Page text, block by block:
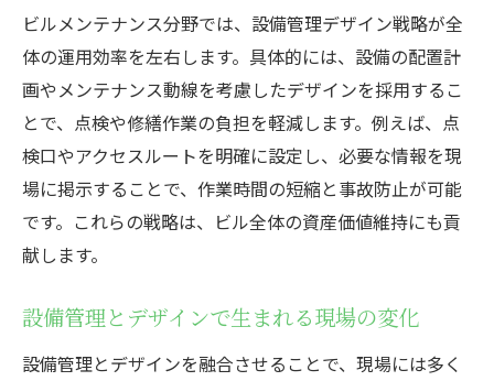
ビルメンテナンス分野では、設備管理デザイン戦略が全
体の運用効率を左右します。具体的には、設備の配置計
画やメンテナンス動線を考慮したデザインを採用するこ
とで、点検や修繕作業の負担を軽減します。例えば、点
検口やアクセスルートを明確に設定し、必要な情報を現
場に掲示することで、作業時間の短縮と事故防止が可能
です。これらの戦略は、ビル全体の資産価値維持にも貢
献します。
設備管理とデザインで生まれる現場の変化
設備管理とデザインを融合させることで、現場には多く